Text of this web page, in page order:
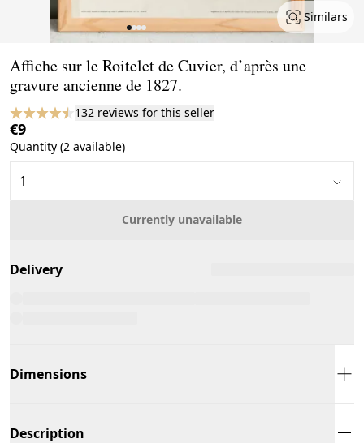
Similars
Affiche sur le Roitelet de Cuvier, d’après une
gravure ancienne de 1827.
132 reviews for this seller
€9
Quantity (2 available)
Currently unavailable
Delivery
Dimensions
Description